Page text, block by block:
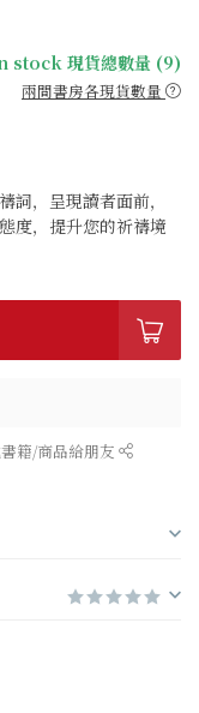
stock 現貨總數量 (9)
兩間書房各現貨數量
詞，呈現讀者面前，
度，提升您的祈禱境
籍/商品給朋友